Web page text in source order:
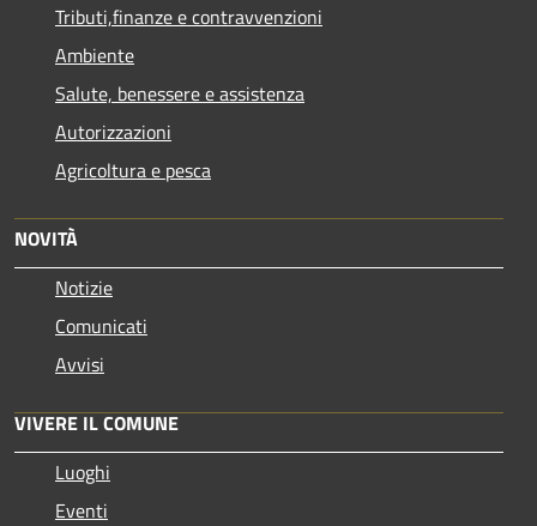
Tributi,finanze e contravvenzioni
Ambiente
Salute, benessere e assistenza
Autorizzazioni
Agricoltura e pesca
NOVITÀ
Notizie
Comunicati
Avvisi
VIVERE IL COMUNE
Luoghi
Eventi